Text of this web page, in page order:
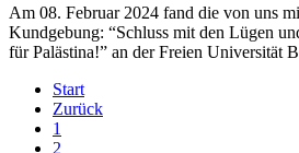
Am 08. Februar 2024 fand die von uns
Kundgebung: “Schluss mit den Lügen
für Palästina!” an der Freien Universität
Start
Zurück
1
2